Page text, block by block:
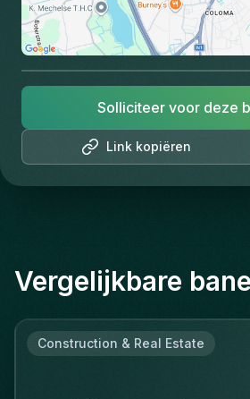
Link kopiëren
Solliciteer voor deze
Vergelijkbare
Construction & Real Estate